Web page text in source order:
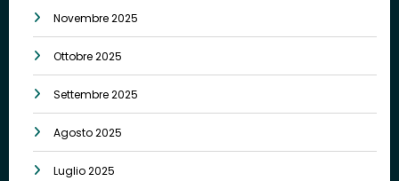
Novembre 2025
Ottobre 2025
Settembre 2025
Agosto 2025
Luglio 2025